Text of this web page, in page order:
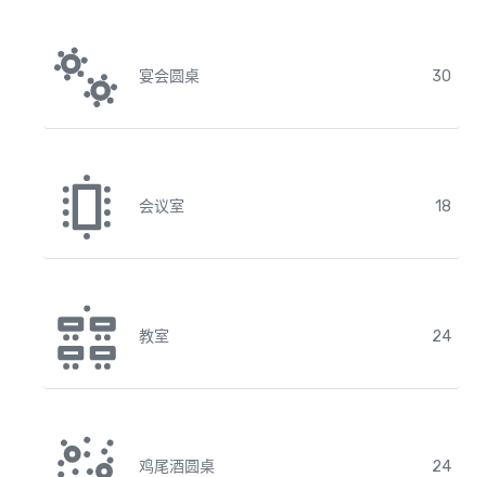
宴会圆桌 30
会议室 18
教室 24
鸡尾酒圆桌 24